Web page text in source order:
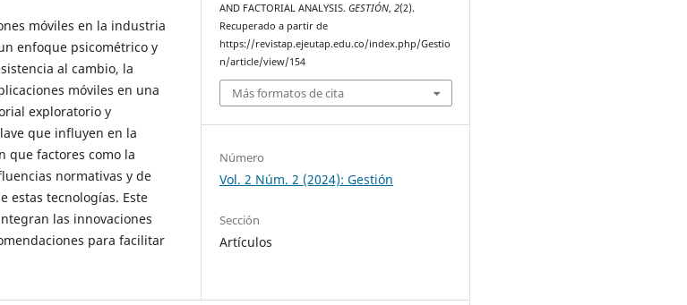
móviles en la industria
enfoque psicométrico y
al cambio, la
móviles en una
exploratorio y
que influyen en la
que factores como la
normativas y de
estas tecnologías. Este
las innovaciones
para facilitar
AND FACTORIAL ANALYSIS.GESTIÓN,2(2).
Recuperado a partir de
https://revistap.ejeutap.edu.co/index.php/Gestio
n/article/view/154
Más formatos de cita
Número
Vol. 2 Núm. 2 (2024): Gestión
Sección
Artículos